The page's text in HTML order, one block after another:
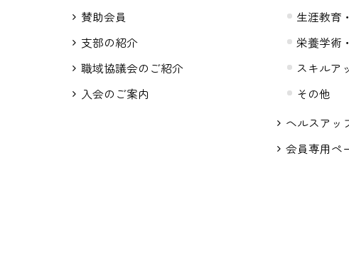
賛助会員
支部の紹介
職域協議会のご紹介
入会のご案内
生涯教育
栄養学術
スキルア
その他
ヘルスアッ
会員専用ペ